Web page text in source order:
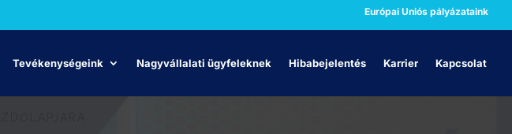
Európai Uniós pályázataink
Tevékenységeink Nagyvállalati ügyfeleknek Hibabejelentés Karrier Kapcsolat